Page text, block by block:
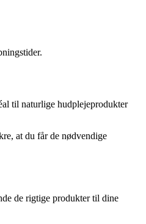
til naturlige hudplejeprodukter
at du får de nødvendige
de rigtige produkter til dine